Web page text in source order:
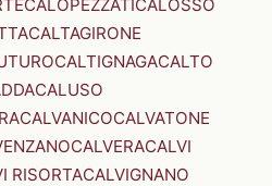
CALOPEZZATICALOSSO
CALTAGIRONE
CALTIGNAGACALTO
CALUSO
CALVANICOCALVATONE
CALVERACALVI
RISORTACALVIGNANO